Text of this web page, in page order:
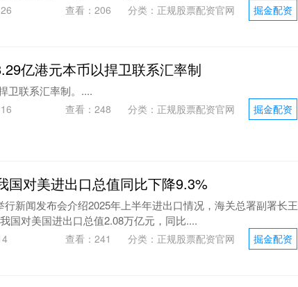
掘金配资
查看： 206 分类： 正规股票配资官网
亿港元本币以捍卫联系汇率制
卫联系汇率制。....
掘金配资
查看： 248 分类： 正规股票配资官网
国对美进出口总值同比下降9.3%
新闻发布会介绍2025年上半年进出口情况，海关总署副署长王
国对美国进出口总值2.08万亿元，同比....
掘金配资
查看： 241 分类： 正规股票配资官网